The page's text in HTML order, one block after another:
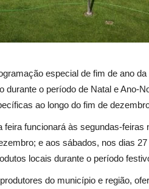
especial de fim de ano
durante o período de Natal e Ano-
ao longo do fim de
funcionará às segundas-feiras
e aos sábados, nos dias
locais durante o período
do município e região,